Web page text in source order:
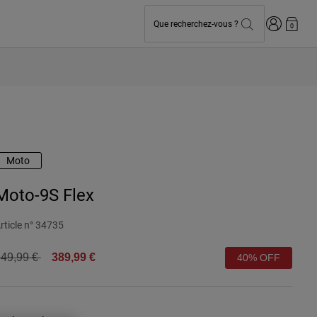
Que recherchez-vous ? Connexion
0
Moto
9S Flex
n° 34735
reduced from
€to 389,99 € 40% OFF